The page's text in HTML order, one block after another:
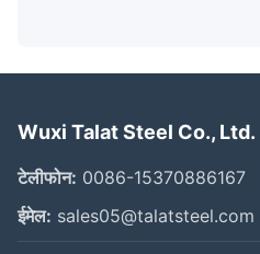
Wuxi Talat Steel Co., Ltd.
टेलीफोन: 0086-15370886167
ईमेल: sales05@talatsteel.com